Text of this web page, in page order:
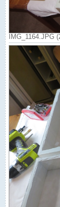
IMG_1164.JPG